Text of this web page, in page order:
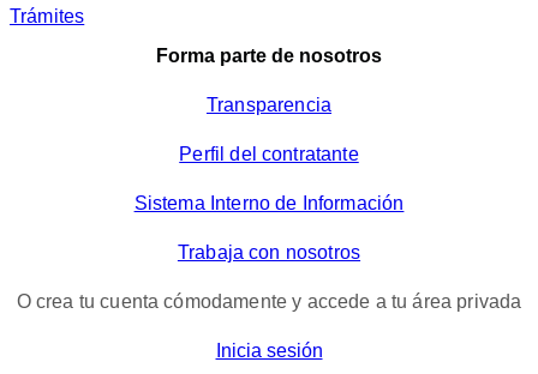
Trámites
Forma parte de nosotros
Transparencia
Perfil del contratante
Sistema Interno de Información
Trabaja con nosotros
O crea tu cuenta cómodamente y accede a tu área privada
Inicia sesión